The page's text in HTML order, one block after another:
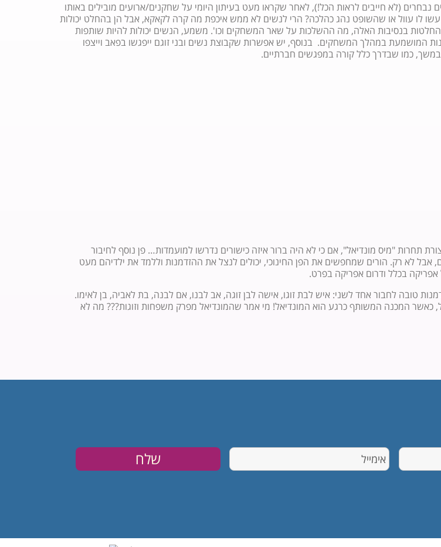
נבחרים (לא חייבים לראות הכל!), לאחר שקראו מעט בעיתון היומי על שחקנים/ארועים מובילים באותו
לו עוול או שהשופט נהג כהלכה? הרי לנשים לא ממש איכפת מה קרה לקאקא, אבל הן בהחלט יכולות
בנסיבות האלה, מה ההשלכות על שאר המשחקים וכו'. משמע, הנשים יכולות להיות שותפות
במהלך המשחקים. בנוסף, יש אפשרות שקבוצת נשים ובני זוגם ייפגשו בפאב וייצפו
כמו שבדרך כלל קורה במפגשים חברתיים.
תחרות "מיס מונדיאל", אם כי לא היה ברור איזה כישורים נדרשו למועמדות… פן נוסף לחיבור
אבל לא רק. הורים שמחפשים את הפן החינוכי, יכולים לנצל את ההזדמנות וללמד את ילדיהם מעט
בכלל ודרום אפריקה בפרט.
טובה לחבור אחד לשני: איש לבת זוגו, אישה לבן זוגה, אב לבנו, אם לבנה, בת לאביה, בן לאימו.
כאשר המכנה המשותף כרגע הוא המונדיאל! מי אמר שהמונדיאל מפרק משפחות וזוגות??? מה לא